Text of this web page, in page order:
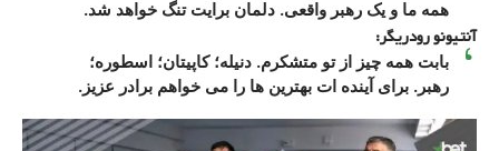
همه ما و یک رهبر واقعی. دلمان برایت تنگ خواهد شد.
آنتیونو رودریگر:
بابت همه چیز از تو متشکرم. دنیله؛ کاپیتان؛ اسطوره؛
رهبر. برای آینده ات بهترین ها را می خواهم برادر عزیز.